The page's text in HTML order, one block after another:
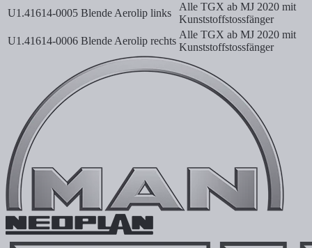
U1.41614-0005 Blende Aerolip links
Alle TGX ab MJ 2020 mit
Kunststoffstossfänger
U1.41614-0006 Blende Aerolip rechts
Alle TGX ab MJ 2020 mit
Kunststoffstossfänger